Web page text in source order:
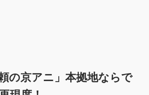
の京アニ」本拠地ならで